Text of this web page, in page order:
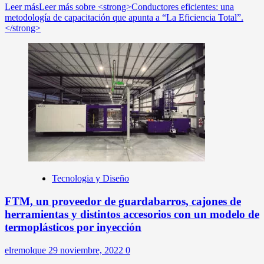
Leer másLeer más sobre <strong>Conductores eficientes: una
metodología de capacitación que apunta a “La Eficiencia Total”.
</strong>
Tecnologia y Diseño
FTM, un proveedor de guardabarros, cajones de
herramientas y distintos accesorios con un modelo de
termoplásticos por inyección
elremolque 29 noviembre, 2022 0